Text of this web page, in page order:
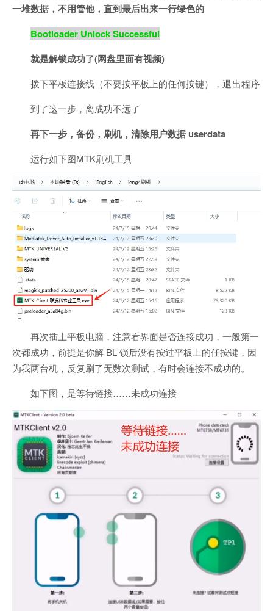
一堆数据，不用管他，直到最后出来一行绿色的
Bootloader Unlock Successful
就是解锁成功了(网盘里面有视频)
拨下平板连接线（不要按平板上的任何按键）， 退出程序
到了这一步，离成功不远了
再下一步，备份，刷机，清除用户数据 userdata
运行如下图MTK刷机工具
再次插上平板电脑，注意看界面是否连接成功，一般第一
次都成功，前提是你解 BL 锁后没有按过平板上的任按键，因
为我两台机，反复刷了无数次测试，有时会连接不成功的。
如下图，是等待链接……未成功连接